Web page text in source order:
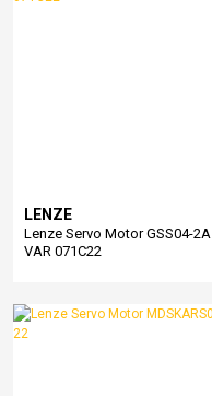
LENZE
Lenze Servo Motor GSS04-2A
VAR 071C22